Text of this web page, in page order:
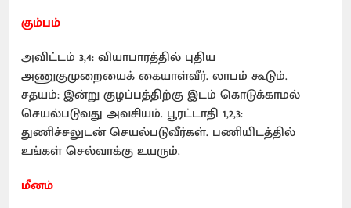
கும்பம்
அவிட்டம் 3,4: வியாபாரத்தில் புதிய
அணுகுமுறையைக் கையாள்வீர். லாபம் கூடும்.
சதயம்: இன்று குழப்பத்திற்கு இடம் கொடுக்காமல்
செயல்படுவது அவசியம். பூரட்டாதி 1,2,3:
துணிச்சலுடன் செயல்படுவீர்கள். பணியிடத்தில்
உங்கள் செல்வாக்கு உயரும்.
மீனம்